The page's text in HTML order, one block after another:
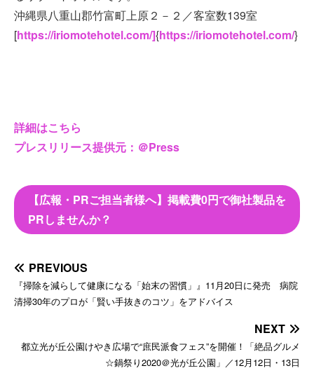
沖縄県八重山郡竹富町上原２－２／客室数139室
[https://iriomotehotel.com/]{https://iriomotehotel.com/}
詳細はこちら
プレスリリース提供元：＠Press
【広報・PRご担当者様へ】掲載費0円で御社製品を
PRしませんか？
PREVIOUS
『掃除を減らして健康になる「始末の習慣」』11月20日に発売 病院
清掃30年のプロが「賢い手抜きのコツ」をアドバイス
NEXT
都立光が丘公園けやき広場で“庶民派食フェス”を開催！「絶品グルメ
☆鍋祭り2020＠光が丘公園」／12月12日・13日